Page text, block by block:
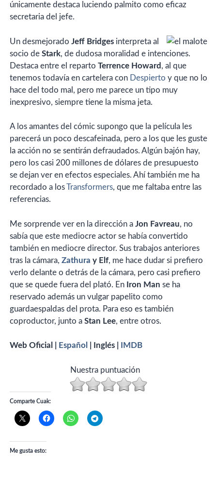
únicamente destaca luciendo palmito como eficaz
secretaria del jefe.
Un desmejorado Jeff Bridges interpreta al
socio de Stark, de dudosa moralidad e intenciones.
Destaca entre el reparto Terrence Howard , al que
tenemos todavía en cartelera con Despierto y que no lo
hace del todo mal, pero me parece un tipo muy
inexpresivo, siempre tiene la misma jeta.
A los amantes del cómic supongo que la película les
parecerá un poco descafeinada, pero a los que les guste
la acción no se sentirán defraudados. Algún bajón hay,
pero los casi 200 millones de dólares de presupuesto
se dejan ver en efectos especiales. Ahí también me ha
recordado a losTransformers, que me faltaba entre las
referencias.
Me sorprende ver en la dirección a Jon Favreau, no
sabía que este mediocre actor se había convertido
también en mediocre director. Sus trabajos anteriores
tras la cámara, Zathura y Elf, me hace dudar si prefiero
verlo delante o detrás de la cámara, pero casi prefiero
que se quede fuera del plató. En Iron Man se ha
reservado además un vulgar papelito como
guardaespaldas del prota. Para eso es también
coproductor, junto a Stan Lee, entre otros.
Web Oficial | Español | Inglés | IMDB
Nuestra puntuación
Comparte Cuak:
Me gusta esto: